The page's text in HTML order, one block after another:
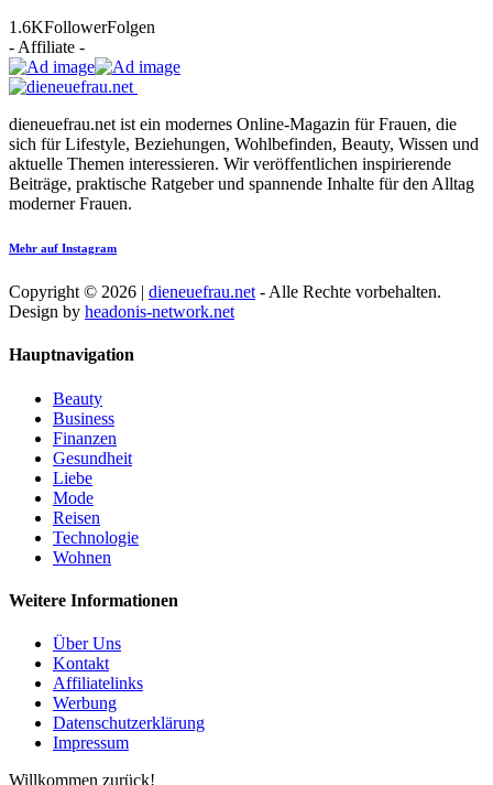
1.6KFollowerFolgen
- Affiliate -
dieneuefrau.net ist ein modernes Online-Magazin für Frauen, die
sich für Lifestyle, Beziehungen, Wohlbefinden, Beauty, Wissen und
aktuelle Themen interessieren. Wir veröffentlichen inspirierende
Beiträge, praktische Ratgeber und spannende Inhalte für den Alltag
moderner Frauen.
Mehr auf Instagram
Copyright © 2026 | dieneuefrau.net - Alle Rechte vorbehalten.
Design by headonis-network.net
Hauptnavigation
Beauty
Business
Finanzen
Gesundheit
Liebe
Mode
Reisen
Technologie
Wohnen
Weitere Informationen
Über Uns
Kontakt
Affiliatelinks
Werbung
Datenschutzerklärung
Impressum
Willkommen zurück!